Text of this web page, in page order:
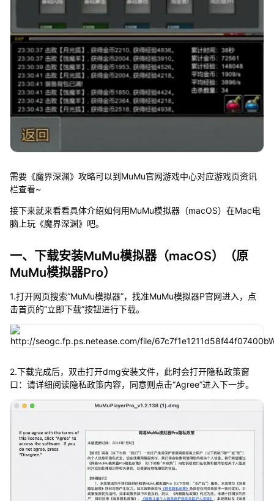
需要《魔界深渊》攻略可以到MuMu官网游戏中心对应游戏页资讯
栏查看~
接下来就来看看具体介绍如何用MuMu模拟器（macOS）在Mac电
脑上玩《魔界深渊》吧。
一、下载安装MuMu模拟器（macOS）（原
MuMu模拟器Pro）
1.打开网页搜索“MuMu模拟器”，找准MuMu模拟器P官网进入，点
击首页的“立即下载”按钮进行下载。
2.下载完成后，双击打开dmg安装文件，此时会打开隐私政策窗
口：请详细阅读隐私政策内容，同意则点击“Agree”进入下一步。